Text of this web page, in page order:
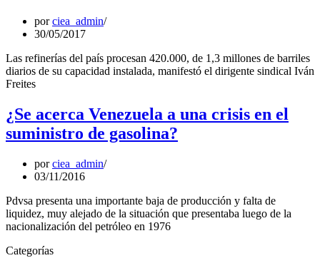
porciea_admin
30/05/2017
Las refinerías del país procesan 420.000, de 1,3 millones de barriles
diarios de su capacidad instalada, manifestó el dirigente sindical Iván
Freites
¿Se acerca Venezuela a una crisis en el
suministro de gasolina?
porciea_admin
03/11/2016
Pdvsa presenta una importante baja de producción y falta de
liquidez, muy alejado de la situación que presentaba luego de la
nacionalización del petróleo en 1976
Categorías